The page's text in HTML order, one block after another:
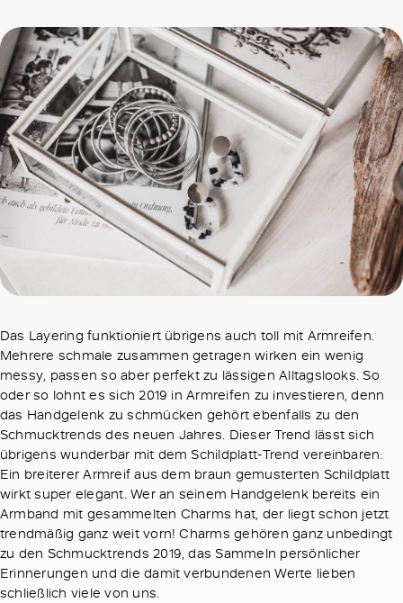
Das Layering funktioniert übrigens auch toll mit Armreifen.
Mehrere schmale zusammen getragen wirken ein wenig
messy, passen so aber perfekt zu lässigen Alltagslooks. So
oder so lohnt es sich 2019 in Armreifen zu investieren, denn
das Handgelenk zu schmücken gehört ebenfalls zu den
Schmucktrends des neuen Jahres. Dieser Trend lässt sich
übrigens wunderbar mit dem Schildplatt-Trend vereinbaren:
Ein breiterer Armreif aus dem braun gemusterten Schildplatt
wirkt super elegant. Wer an seinem Handgelenk bereits ein
Armband mit gesammelten Charms hat, der liegt schon jetzt
trendmäßig ganz weit vorn! Charms gehören ganz unbedingt
zu den Schmucktrends 2019, das Sammeln persönlicher
Erinnerungen und die damit verbundenen Werte lieben
schließlich viele von uns.